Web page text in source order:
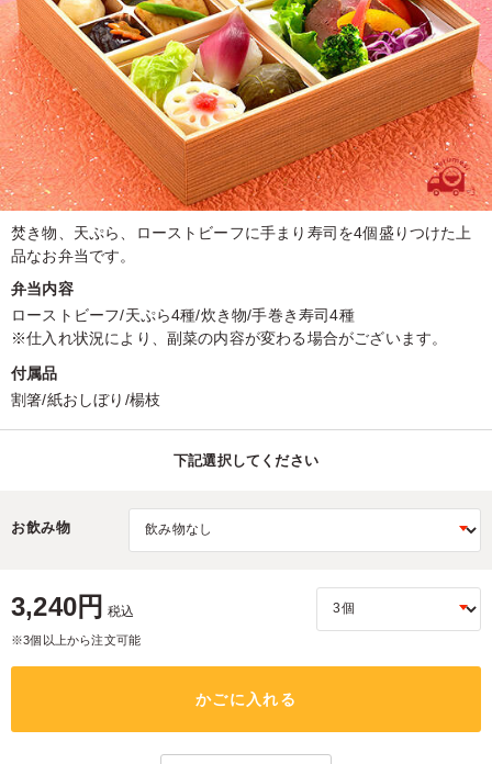
焚き物、天ぷら、ローストビーフに手まり寿司を4個盛りつけた上
品なお弁当です。
弁当内容
ローストビーフ/天ぷら4種/炊き物/手巻き寿司4種
※仕入れ状況により、副菜の内容が変わる場合がございます。
付属品
割箸/紙おしぼり/楊枝
下記選択してください
お飲み物
3,240円 税込
※3個以上から注文可能
かごに入れる